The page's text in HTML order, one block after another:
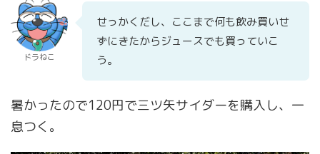
ドラねこ
せっかくだし、ここまで何も飲み買いせ
ずにきたからジュースでも買っていこ
う。
暑かったので120円で三ツ矢サイダーを購入し、一
息つく。